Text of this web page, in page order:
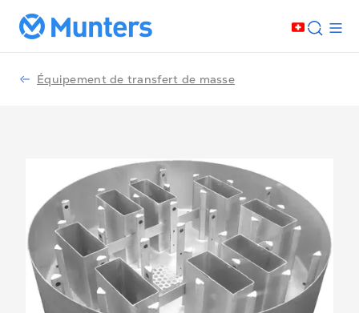
Équipement de transfert de masse